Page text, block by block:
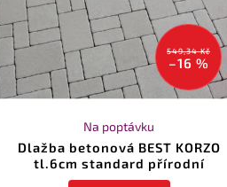
549,34 Kč
–16 %
Dlažba betonová BEST KORZO
tl.6cm standard přírodní
Na poptávku